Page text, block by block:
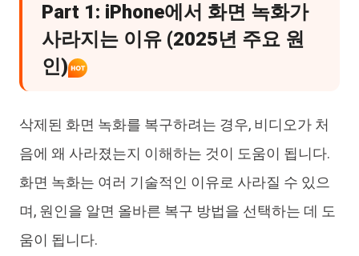
Part 1: iPhone에서 화면 녹화가
사라지는 이유 (2025년 주요 원
인)
삭제된 화면 녹화를 복구하려는 경우, 비디오가 처
음에 왜 사라졌는지 이해하는 것이 도움이 됩니다.
화면 녹화는 여러 기술적인 이유로 사라질 수 있으
며, 원인을 알면 올바른 복구 방법을 선택하는 데 도
움이 됩니다.